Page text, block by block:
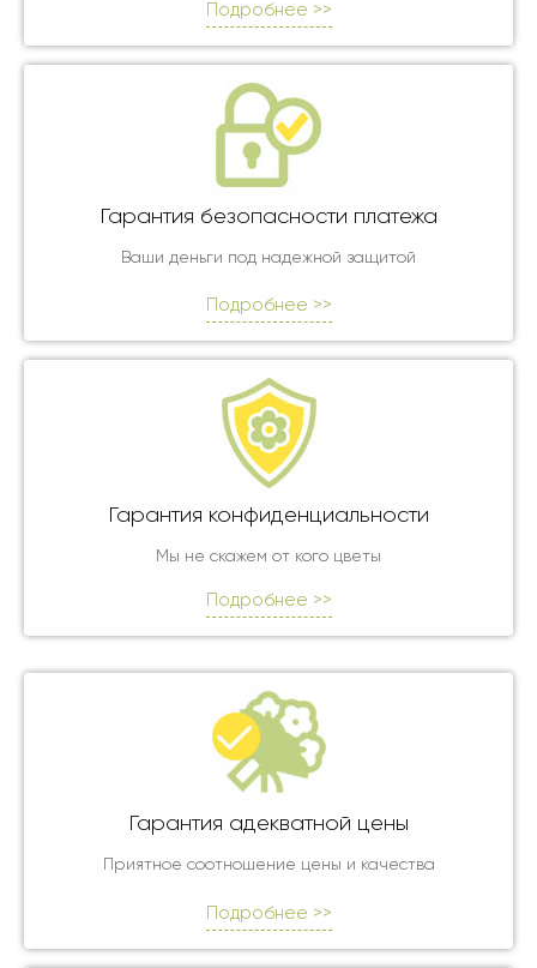
Подробнее >>
Гарантия безопасности платежа
Ваши деньги под надежной защитой
Подробнее >>
Гарантия конфиденциальности
Мы не скажем от кого цветы
Подробнее >>
Гарантия адекватной цены
Приятное соотношение цены и качества
Подробнее >>